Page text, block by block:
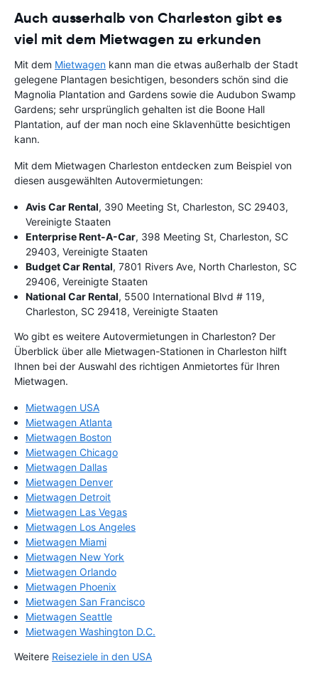
Auch ausserhalb von Charleston gibt es
viel mit dem Mietwagen zu erkunden
Mit dem Mietwagen kann man die etwas außerhalb der Stadt
gelegene Plantagen besichtigen, besonders schön sind die
Magnolia Plantation and Gardens sowie die Audubon Swamp
Gardens; sehr ursprünglich gehalten ist die Boone Hall
Plantation, auf der man noch eine Sklavenhütte besichtigen
kann.
Mit dem Mietwagen Charleston entdecken zum Beispiel von
diesen ausgewählten Autovermietungen:
Avis Car Rental, 390 Meeting St, Charleston, SC 29403,
Vereinigte Staaten
Enterprise Rent-A-Car, 398 Meeting St, Charleston, SC
29403, Vereinigte Staaten
Budget Car Rental, 7801 Rivers Ave, North Charleston, SC
29406, Vereinigte Staaten
National Car Rental, 5500 International Blvd # 119,
Charleston, SC 29418, Vereinigte Staaten
Wo gibt es weitere Autovermietungen in Charleston? Der
Überblick über alle Mietwagen-Stationen in Charleston hilft
Ihnen bei der Auswahl des richtigen Anmietortes für Ihren
Mietwagen.
Mietwagen USA
Mietwagen Atlanta
Mietwagen Boston
Mietwagen Chicago
Mietwagen Dallas
Mietwagen Denver
Mietwagen Detroit
Mietwagen Las Vegas
Mietwagen Los Angeles
Mietwagen Miami
Mietwagen New York
Mietwagen Orlando
Mietwagen Phoenix
Mietwagen San Francisco
Mietwagen Seattle
Mietwagen Washington D.C.
Weitere Reiseziele in den USA